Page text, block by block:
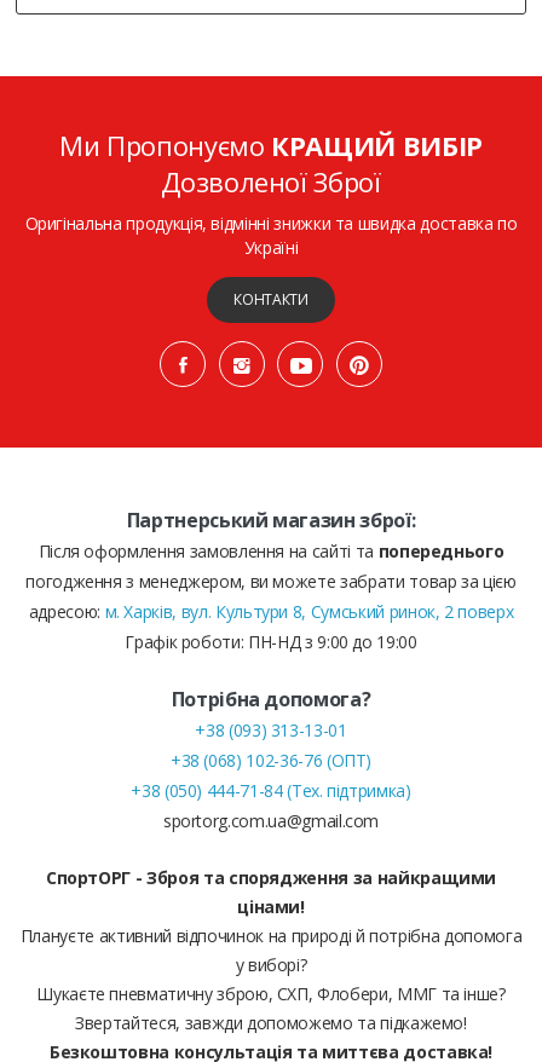
Ми Пропонуємо КРАЩИЙ ВИБІР
Дозволеної Зброї
Оригінальна продукція, відмінні знижки та швидка доставка по
Україні
КОНТАКТИ
Партнерський магазин зброї:
Після оформлення замовлення на сайті та попереднього
погодження з менеджером, ви можете забрати товар за цією
адресою: м. Харків, вул. Культури 8, Сумський ринок, 2 поверх
Графік роботи: ПН-НД з 9:00 до 19:00
Потрібна допомога?
+38 (093) 313-13-01
+38 (068) 102-36-76 (ОПТ)
+38 (050) 444-71-84 (Тех. підтримка)
sportorg.com.ua@gmail.com
СпортОРГ - Зброя та спорядження за найкращими
цінами!
Плануєте активний відпочинок на природі й потрібна допомога
у виборі?
Шукаєте пневматичну зброю, СХП, Флобери, ММГ та інше?
Звертайтеся, завжди допоможемо та підкажемо!
Безкоштовна консультація та миттєва доставка!